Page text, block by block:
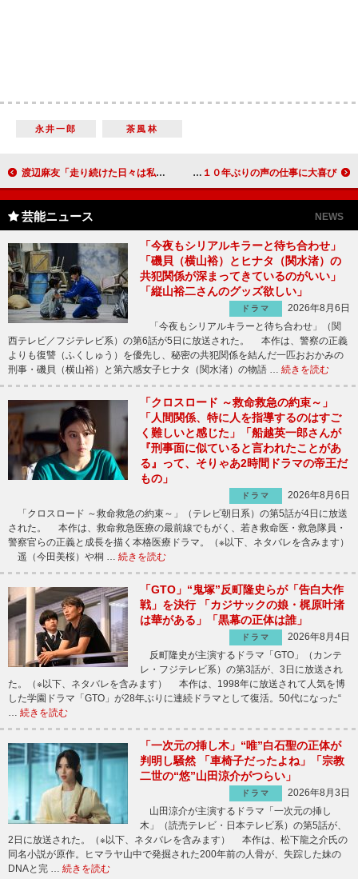
永井一郎 茶風林
渡辺麻友「走り続けた日々は私の青春」 渡り廊下走り隊の解散コンサートで涙 北島三郎、初のアニメ声優に「我ながらうまくできた」 ユースケは１０年ぶりの声の仕事に大喜び
芸能ニュース NEWS
「今夜もシリアルキラーと待ち合わせ」
「磯貝（横山裕）とヒナタ（関水渚）の
共犯関係が深まってきているのがいい」
「縦山裕二さんのグッズ欲しい」
ドラマ
2026年8月6日
「今夜もシリアルキラーと待ち合わせ」（関
西テレビ／フジテレビ系）の第6話が5日に放送された。 本作は、警察の正義
よりも復讐（ふくしゅう）を優先し、秘密の共犯関係を結んだ一匹おおかみの
刑事・磯貝（横山裕）と第六感女子ヒナタ（関水渚）の物語 … 続きを読む
「クロスロード ～救命救急の約束～」
「人間関係、特に人を指導するのはすご
く難しいと感じた」「船越英一郎さんが
『刑事面に似ていると言われたことがあ
る』って、そりゃあ2時間ドラマの帝王だ
もの」
ドラマ
2026年8月6日
「クロスロード ～救命救急の約束～」（テレビ朝日系）の第5話が4日に放送
された。 本作は、救命救急医療の最前線でもがく、若き救命医・救急隊員・
警察官らの正義と成長を描く本格医療ドラマ。（※以下、ネタバレを含みます）
遥（今田美桜）や桐 … 続きを読む
「GTO」“鬼塚”反町隆史らが「告白大作
戦」を決行 「カジサックの娘・梶原叶渚
は華がある」「黒幕の正体は誰」
ドラマ
2026年8月4日
反町隆史が主演するドラマ「GTO」（カンテ
レ・フジテレビ系）の第3話が、3日に放送され
た。（※以下、ネタバレを含みます） 本作は、1998年に放送されて人気を博
した学園ドラマ「GTO」が28年ぶりに連続ドラマとして復活。50代になった“
続きを読む
「一次元の挿し木」“唯”白石聖の正体が
判明し騒然 「車椅子だったよね」「宗教
二世の“悠”山田涼介がつらい」
ドラマ
2026年8月3日
山田涼介が主演するドラマ「一次元の挿し
木」（読売テレビ・日本テレビ系）の第5話が、
2日に放送された。（※以下、ネタバレを含みます） 本作は、松下龍之介氏の
同名小説が原作。ヒマラヤ山中で発掘された200年前の人骨が、失踪した妹の
DNAと完 … 続きを読む